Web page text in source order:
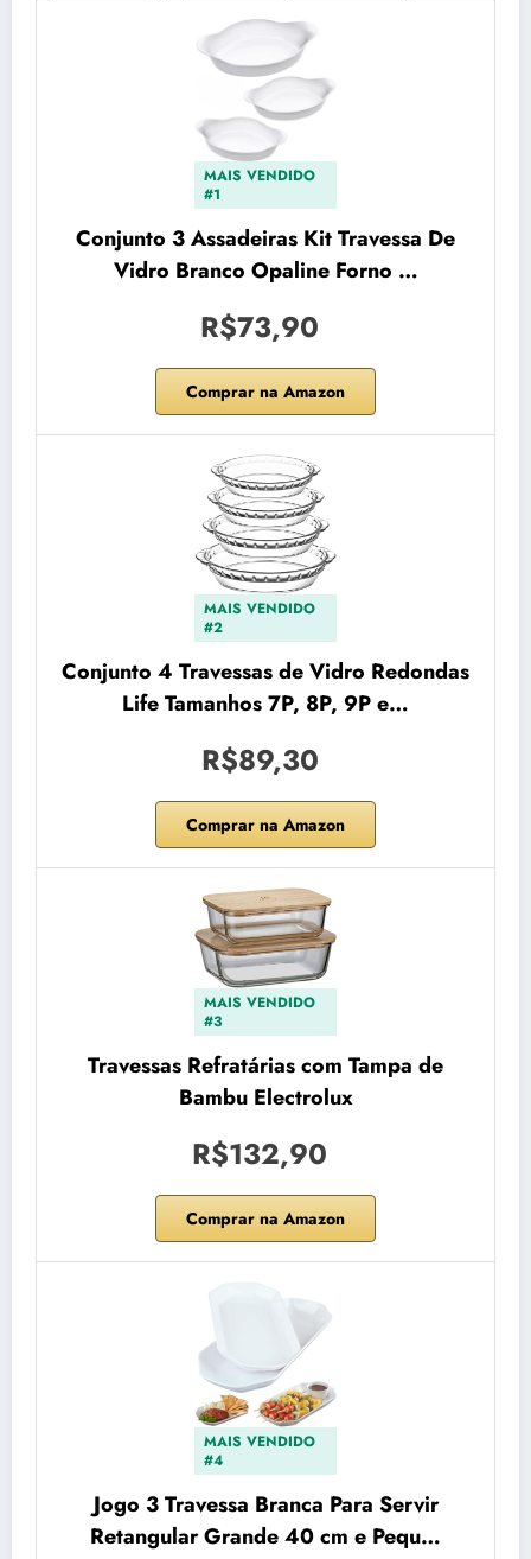
MAIS VENDIDO
#1
Conjunto 3 Assadeiras Kit Travessa De
Vidro Branco Opaline Forno …
R$73,90
Comprar na Amazon
MAIS VENDIDO
#2
Conjunto 4 Travessas de Vidro Redondas
Life Tamanhos 7P, 8P, 9P e…
R$89,30
Comprar na Amazon
MAIS VENDIDO
#3
Travessas Refratárias com Tampa de
Bambu Electrolux
R$132,90
Comprar na Amazon
MAIS VENDIDO
#4
Jogo 3 Travessa Branca Para Servir
Retangular Grande 40 cm e Pequ…